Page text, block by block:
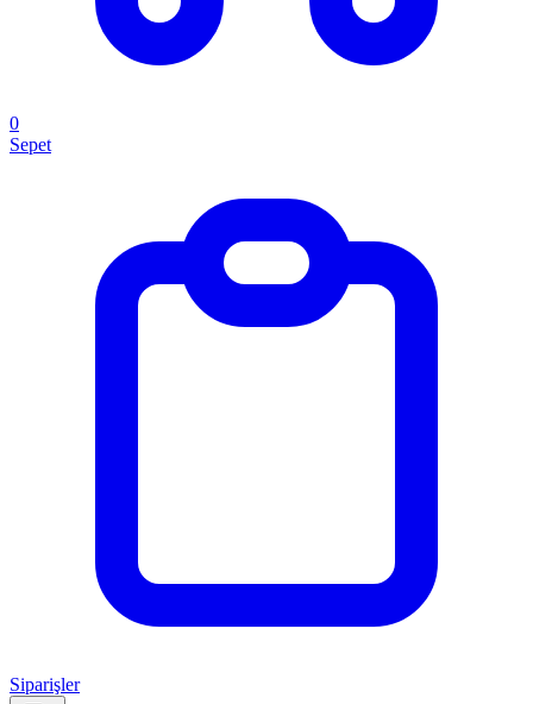
0
Sepet
Siparişler